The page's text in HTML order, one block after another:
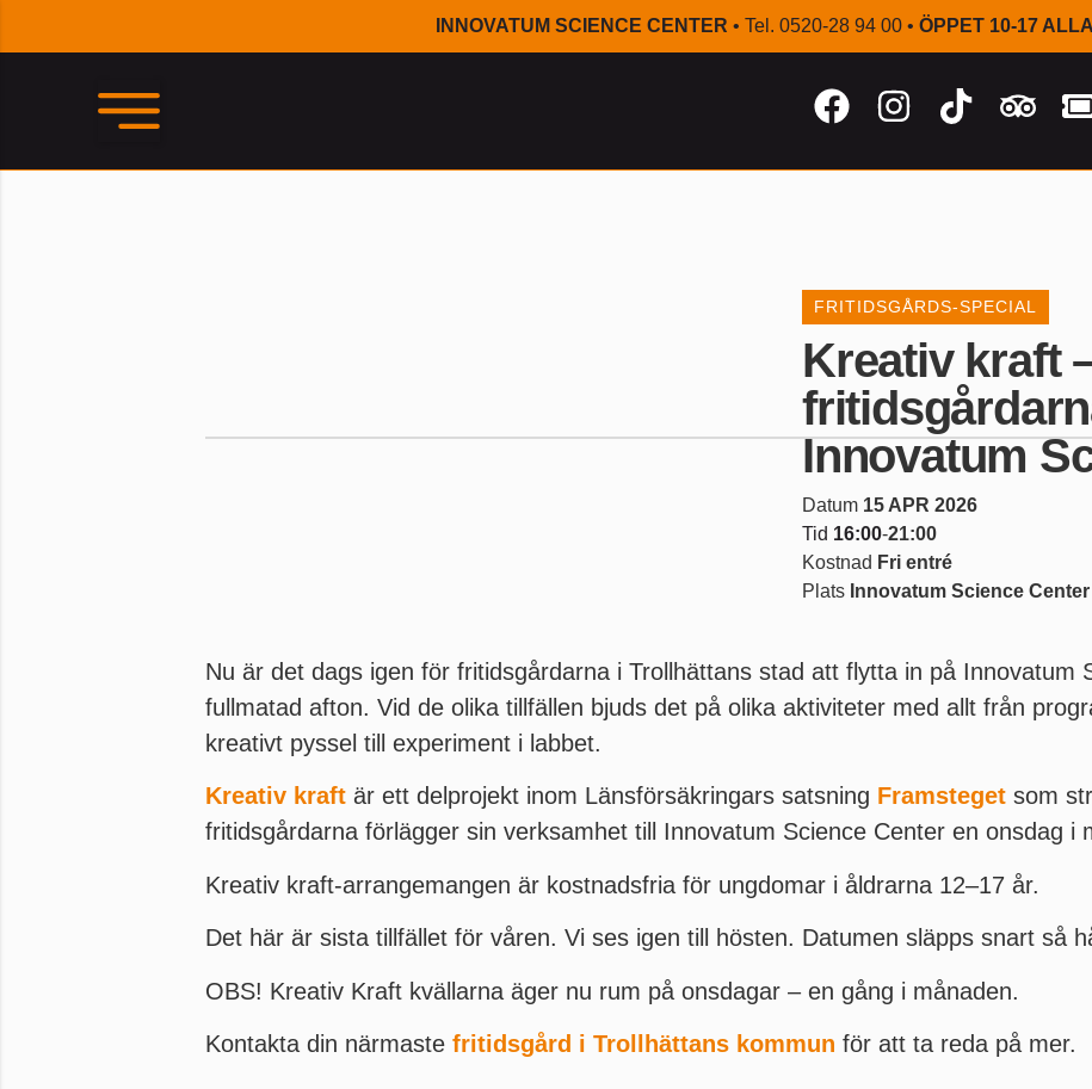
INNOVATUM SCIENCE CENTER • Tel. 0520-28 94 00 • ÖPPET 10-17
FRITIDSGÅRDS-SPECIAL
Kreativ kraft
Innovatum
Datum 15 APR 2026
Tid 16:00-21:00
Kostnad Fri entré
Plats Innovatum Science Center
Nu är det dags igen för fritidsgårdarna i Trollhättans stad att flytta in på Innovatum
fullmatad afton. Vid de olika tillfällen bjuds det på olika aktiviteter med allt från
kreativt pyssel till experiment i labbet.
Kreativ kraft är ett delprojekt inom Länsförsäkringars satsning Framsteget som
fritidsgårdarna förlägger sin verksamhet till Innovatum Science Center en onsdag i
Kreativ kraft-arrangemangen är kostnadsfria för ungdomar i åldrarna 12–17 år.
Det här är sista tillfället för våren. Vi ses igen till hösten. Datumen släpps snart så
OBS! Kreativ Kraft kvällarna äger nu rum på onsdagar – en gång i månaden.
Kontakta din närmaste fritidsgård i Trollhättans kommun för att ta reda på mer.